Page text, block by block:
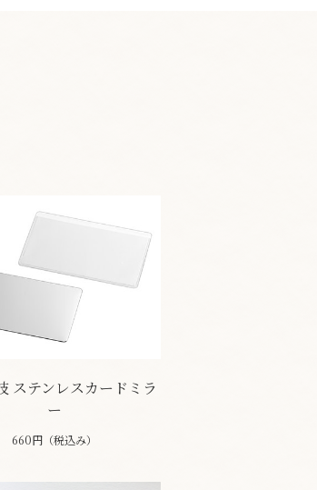
ステンレスカードミラ
ー
660円（税込み）